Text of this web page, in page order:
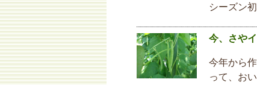
シーズン
今、さや
今年から
って、お